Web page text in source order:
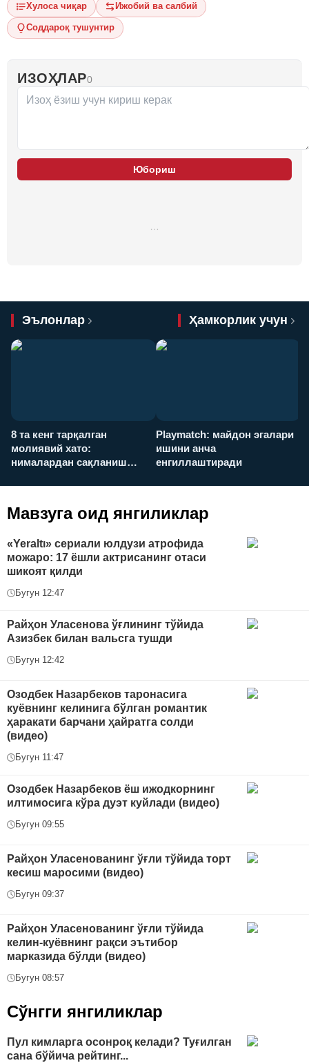
Хулоса чиқар Ижобий ва салбий
Соддароқ тушунтир
ИЗОҲЛАР0
Юбориш
…
Эълонлар Ҳамкорлик учун
8 та кенг тарқалган
молиявий хато:
нималардан сақланиш
Playmatch: майдон эгалари
ишини анча
енгиллаштиради
Мавзуга оид янгиликлар
«Yeraltı» сериали юлдузи атрофида
можаро: 17 ёшли актрисанинг отаси
шикоят қилди
Бугун 12:47
Райҳон Уласенова ўғлининг тўйида
Азизбек билан вальсга тушди
Бугун 12:42
Озодбек Назарбеков таронасига
куёвнинг келинига бўлган романтик
ҳаракати барчани ҳайратга солди
(видео)
Бугун 11:47
Озодбек Назарбеков ёш ижодкорнинг
илтимосига кўра дуэт куйлади (видео)
Бугун 09:55
Райҳон Уласенованинг ўғли тўйида торт
кесиш маросими (видео)
Бугун 09:37
Райҳон Уласенованинг ўғли тўйида
келин-куёвнинг рақси эътибор
марказида бўлди (видео)
Бугун 08:57
Сўнгги янгиликлар
Пул кимларга осонроқ келади? Туғилган
сана бўйича рейтинг...